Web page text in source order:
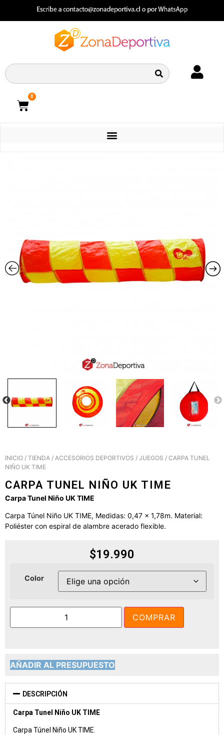
0
INICIO / TIENDA / ACCESORIOS DEPORTIVOS / JUEGOS / CARPA TUNEL
NIÑO UK TIME
CARPA TUNEL NIÑO UK TIME
Carpa Tunel Niño UK TIME
Carpa Túnel Niño UK TIME, Medidas: 0,47 x 1,78m. Material:
Poliéster con espiral de alambre acerado flexible.
$19.990
Color
COMPRAR
AÑADIR AL PRESUPUESTO
DESCRIPCIÓN
Carpa Tunel Niño UK TIME
Carpa Túnel Niño UK TIME.